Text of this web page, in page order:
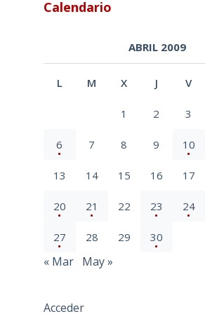
Calendario
ABRIL 2009
L M X J V
1 2 3
6 7 8 9 10
13 14 15 16 17
20 21 22 23 24
27 28 29 30
« Mar May »
Acceder